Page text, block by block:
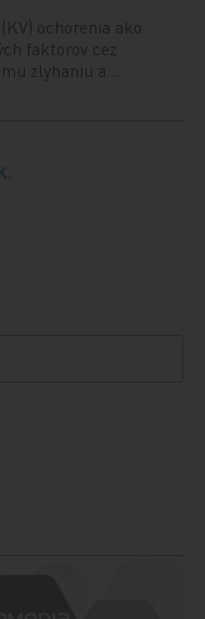
ochorenia ako
faktorov cez
zlyhaniu a…